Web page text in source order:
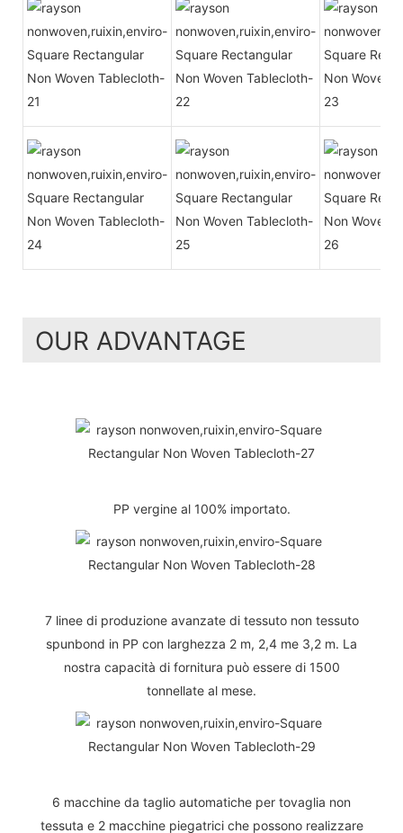
OUR ADVANTAGE
PP vergine al 100% importato.
7 linee di produzione avanzate di tessuto non tessuto
spunbond in PP con larghezza 2 m, 2,4 me 3,2 m. La
nostra capacità di fornitura può essere di 1500
tonnellate al mese.
6 macchine da taglio automatiche per tovaglia non
tessuta e 2 macchine piegatrici che possono realizzare